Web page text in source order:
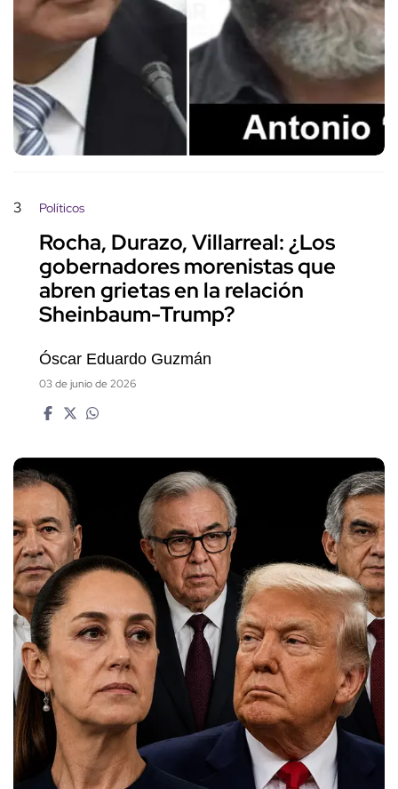
3 Políticos
Rocha, Durazo, Villarreal: ¿Los
gobernadores morenistas que
abren grietas en la relación
Sheinbaum-Trump?
Óscar Eduardo Guzmán
03 de junio de 2026